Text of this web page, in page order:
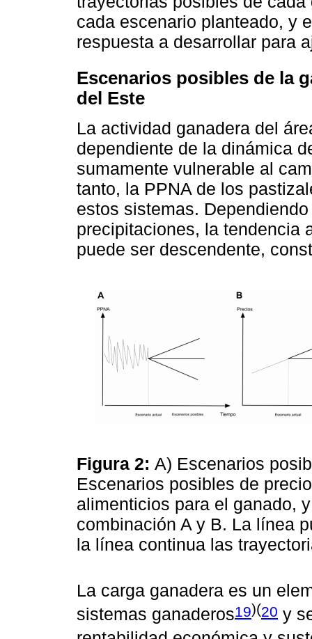
cada escenario planteado, y
respuesta a desarrollar para
Escenarios posibles de la
del Este
La actividad ganadera del
dependiente de la dinámica
sumamente vulnerable al
tanto, la PPNA de los
estos sistemas.
precipitaciones, la tendencia
puede ser descendente,
Figura 2: A) Escenarios
Escenarios posibles de
alimenticios para el ganado,
combinación A y B. La línea
la línea continua las
La carga ganadera es un
sistemas ganaderos19)(20 y